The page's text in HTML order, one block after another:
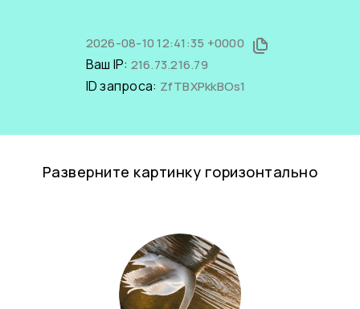
2026-08-10 12:41:35 +0000
Ваш IP: 216.73.216.79
ID запроса: ZfTBXPkkBOs1
Разверните картинку горизонтально